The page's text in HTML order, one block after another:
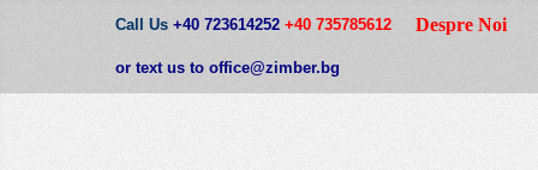
Call Us +40 723614252 +40 735785612
or text us to office@zimber.bg
Despre Noi